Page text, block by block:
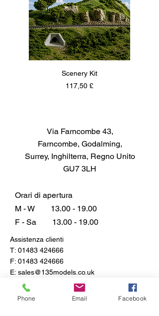
Scenery Kit
Prezzo
117,50 £
Via Farncombe 43,
Farncombe, Godalming,
Surrey, Inghilterra, Regno Unito
GU7 3LH
Orari di apertura
M - W
13.00 - 19.00
F - Sa
13.00 - 19.00
Assistenza clienti
T: 01483 424666
F: 01483 424666
E: sales@135models.co.uk
FAQ
Spedizione e resi
Phone Email Facebook